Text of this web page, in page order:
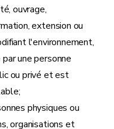
ouvrage,
extension ou
l'environnement,
une personne
ou privé et est
physiques ou
organisations et